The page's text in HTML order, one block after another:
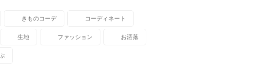
きものコーデ コーディネート
生地 ファッション お洒落